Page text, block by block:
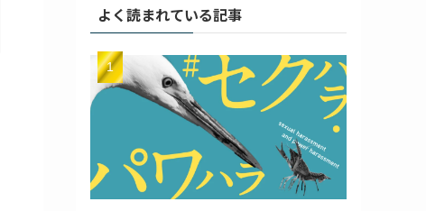
よく読まれている記事